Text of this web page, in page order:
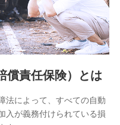
て
償責任保険）とは
法によって、すべての自動
入が義務付けられている損